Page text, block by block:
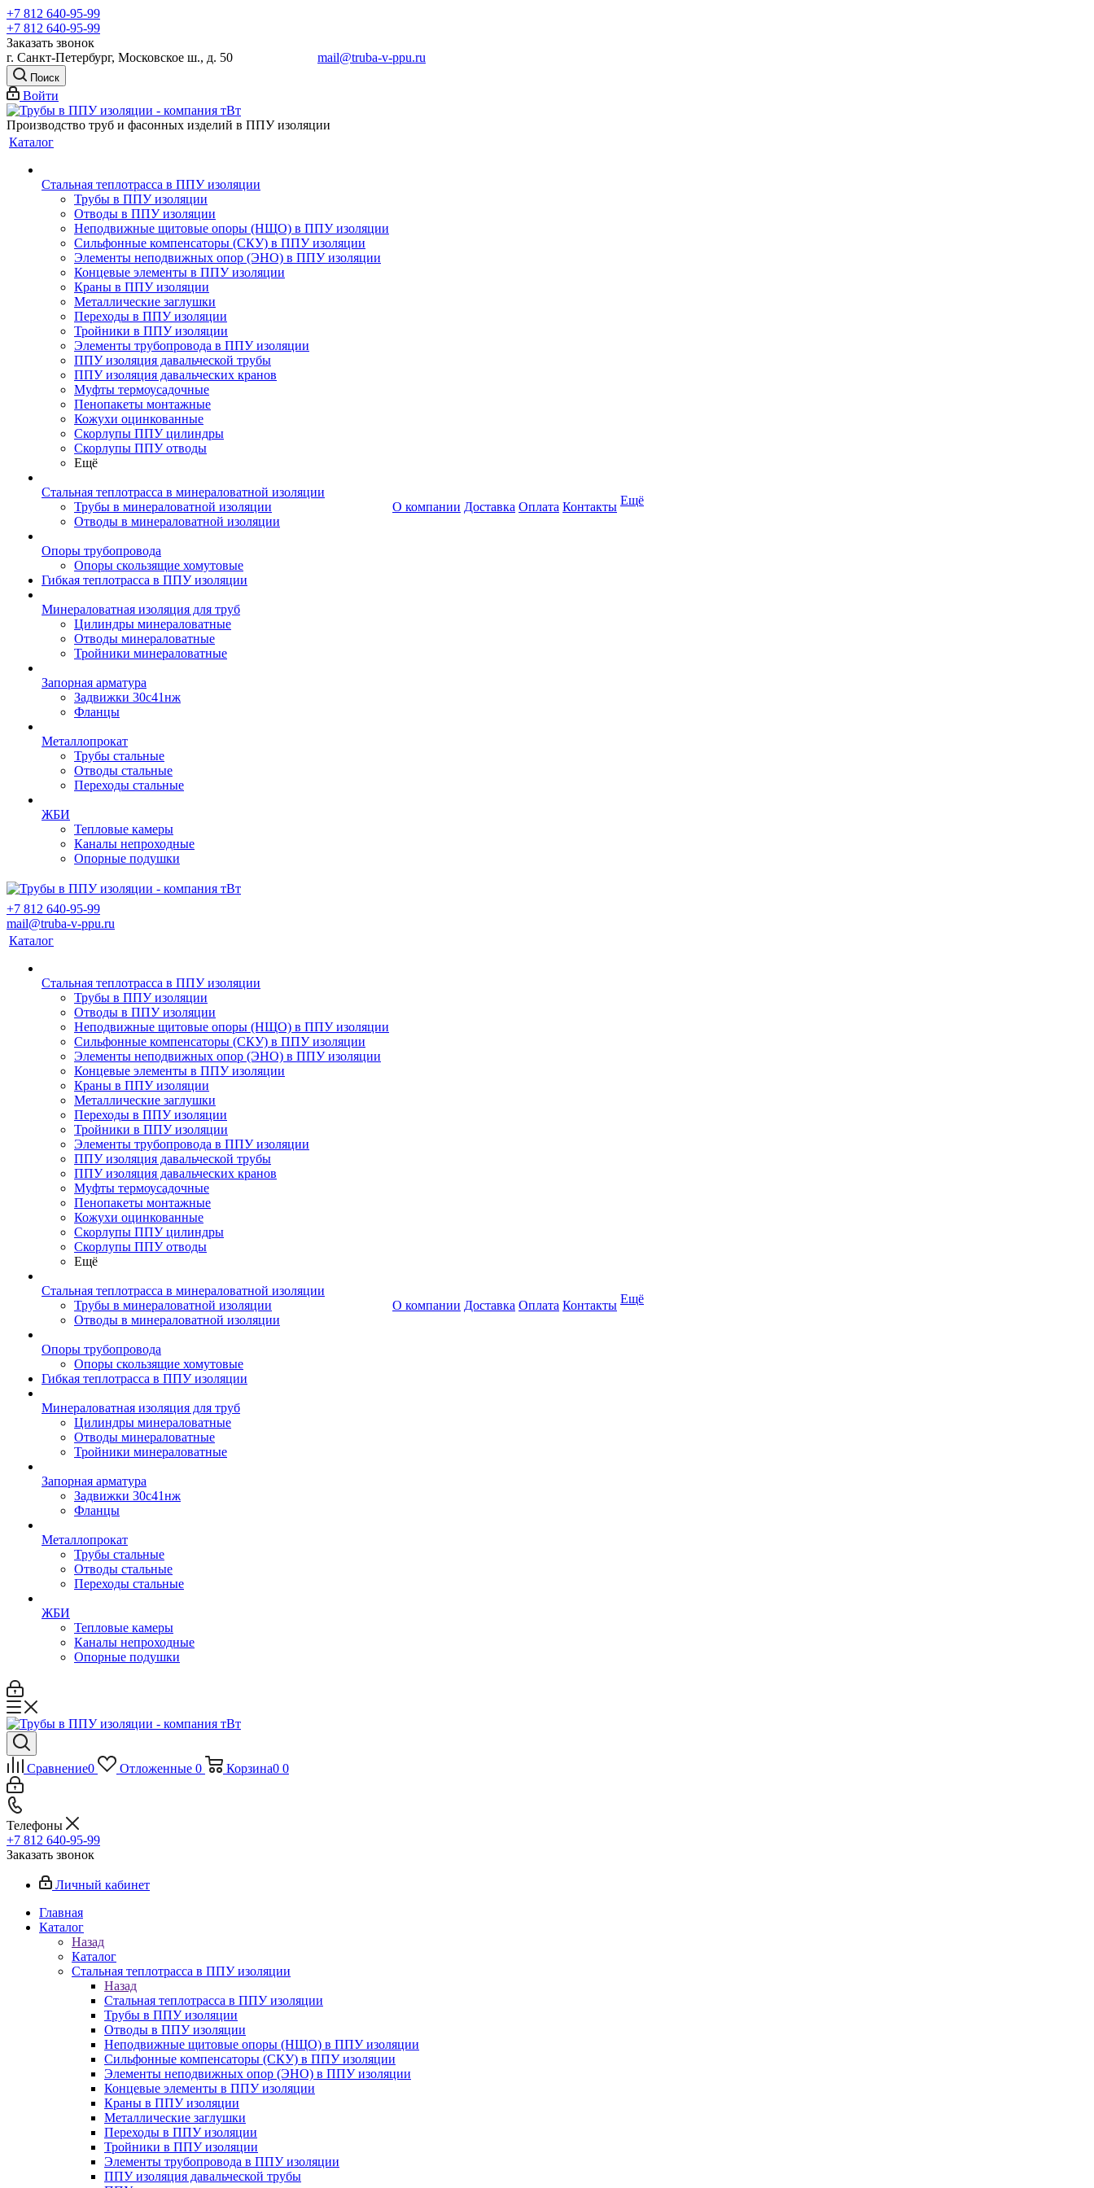
+7 812 640-95-99
+7 812 640-95-99
Заказать звонок
г. Санкт-Петербург, Московское ш., д. 50 mail@truba-v-ppu.ru
Поиск
Войти
Производство труб и фасонных изделий в ППУ изоляции
Каталог
Стальная теплотрасса в ППУ изоляции
Трубы в ППУ изоляции
Отводы в ППУ изоляции
Неподвижные щитовые опоры (НЩО) в ППУ изоляции
Cильфонные компенсаторы (СКУ) в ППУ изоляции
Элементы неподвижных опор (ЭНО) в ППУ изоляции
Концевые элементы в ППУ изоляции
Краны в ППУ изоляции
Металлические заглушки
Переходы в ППУ изоляции
Тройники в ППУ изоляции
Элементы трубопровода в ППУ изоляции
ППУ изоляция давальческой трубы
ППУ изоляция давальческих кранов
Муфты термоусадочные
Пенопакеты монтажные
Кожухи оцинкованные
Скорлупы ППУ цилиндры
Скорлупы ППУ отводы
Ещё
Стальная теплотрасса в минераловатной изоляции
Трубы в минераловатной изоляции
Отводы в минераловатной изоляции
Опоры трубопровода
Опоры скользящие хомутовые
Гибкая теплотрасса в ППУ изоляции
Минераловатная изоляция для труб
Цилиндры минераловатные
Отводы минераловатные
Тройники минераловатные
Запорная арматура
Задвижки 30с41нж
Фланцы
Металлопрокат
Трубы стальные
Отводы стальные
Переходы стальные
ЖБИ
Тепловые камеры
Каналы непроходные
Опорные подушки
О компании Доставка Оплата Контакты Ещё
+7 812 640-95-99
mail@truba-v-ppu.ru
Каталог
Стальная теплотрасса в ППУ изоляции
Трубы в ППУ изоляции
Отводы в ППУ изоляции
Неподвижные щитовые опоры (НЩО) в ППУ изоляции
Cильфонные компенсаторы (СКУ) в ППУ изоляции
Элементы неподвижных опор (ЭНО) в ППУ изоляции
Концевые элементы в ППУ изоляции
Краны в ППУ изоляции
Металлические заглушки
Переходы в ППУ изоляции
Тройники в ППУ изоляции
Элементы трубопровода в ППУ изоляции
ППУ изоляция давальческой трубы
ППУ изоляция давальческих кранов
Муфты термоусадочные
Пенопакеты монтажные
Кожухи оцинкованные
Скорлупы ППУ цилиндры
Скорлупы ППУ отводы
Ещё
Стальная теплотрасса в минераловатной изоляции
Трубы в минераловатной изоляции
Отводы в минераловатной изоляции
Опоры трубопровода
Опоры скользящие хомутовые
Гибкая теплотрасса в ППУ изоляции
Минераловатная изоляция для труб
Цилиндры минераловатные
Отводы минераловатные
Тройники минераловатные
Запорная арматура
Задвижки 30с41нж
Фланцы
Металлопрокат
Трубы стальные
Отводы стальные
Переходы стальные
ЖБИ
Тепловые камеры
Каналы непроходные
Опорные подушки
О компании Доставка Оплата Контакты Ещё
Сравнение0 Отложенные 0 Корзина0 0
Телефоны
+7 812 640-95-99
Заказать звонок
Личный кабинет
Главная
Каталог
Назад
Каталог
Стальная теплотрасса в ППУ изоляции
Назад
Стальная теплотрасса в ППУ изоляции
Трубы в ППУ изоляции
Отводы в ППУ изоляции
Неподвижные щитовые опоры (НЩО) в ППУ изоляции
Cильфонные компенсаторы (СКУ) в ППУ изоляции
Элементы неподвижных опор (ЭНО) в ППУ изоляции
Концевые элементы в ППУ изоляции
Краны в ППУ изоляции
Металлические заглушки
Переходы в ППУ изоляции
Тройники в ППУ изоляции
Элементы трубопровода в ППУ изоляции
ППУ изоляция давальческой трубы